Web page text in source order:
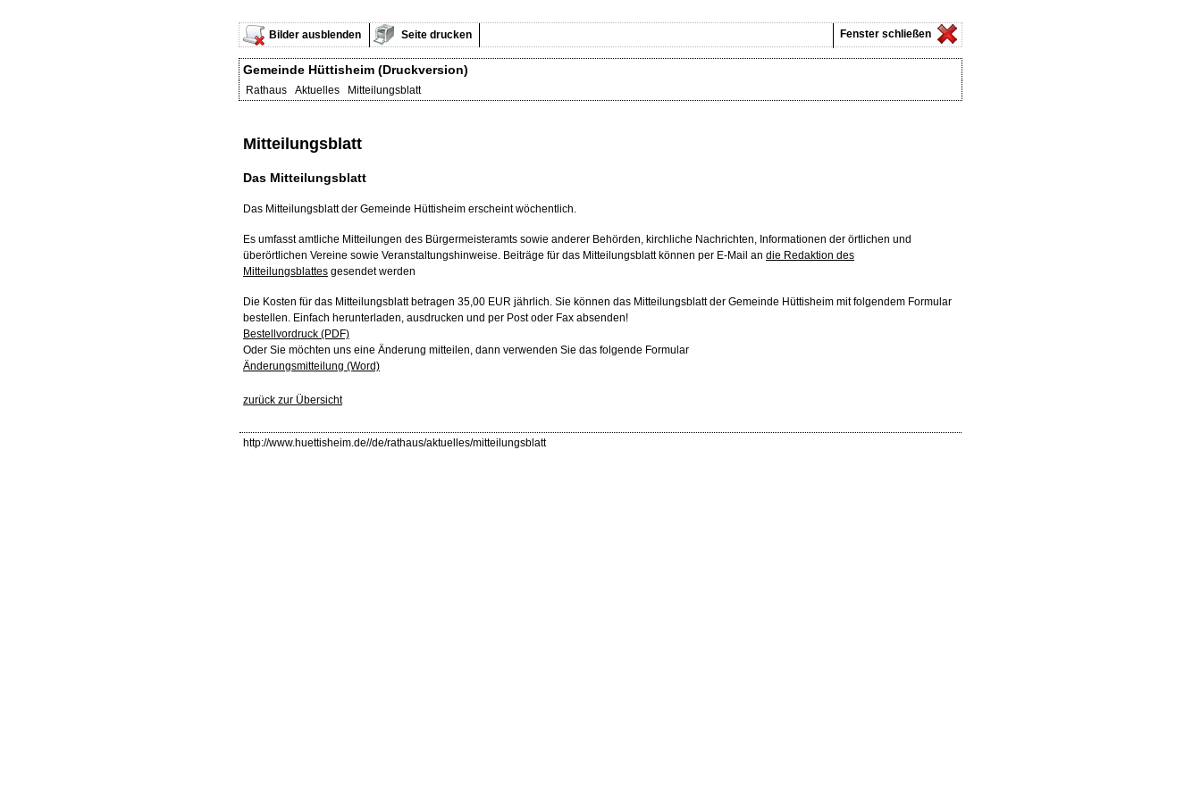
Bilder ausblenden Seite drucken Fenster schließen
Gemeinde Hüttisheim (Druckversion)
Rathaus Aktuelles Mitteilungsblatt
Mitteilungsblatt
Das Mitteilungsblatt
Das Mitteilungsblatt der Gemeinde Hüttisheim erscheint wöchentlich.
Es umfasst amtliche Mitteilungen des Bürgermeisteramts sowie anderer Behörden, kirchliche Nachrichten, Informationen der örtlichen und
überörtlichen Vereine sowie Veranstaltungshinweise. Beiträge für das Mitteilungsblatt können per E-Mail an die Redaktion des
Mitteilungsblattes gesendet werden
Die Kosten für das Mitteilungsblatt betragen 35,00 EUR jährlich. Sie können das Mitteilungsblatt der Gemeinde Hüttisheim mit folgendem Formular
bestellen. Einfach herunterladen, ausdrucken und per Post oder Fax absenden!
Bestellvordruck (PDF)
Oder Sie möchten uns eine Änderung mitteilen, dann verwenden Sie das folgende Formular
Änderungsmitteilung (Word)
zurück zur Übersicht
http://www.huettisheim.de//de/rathaus/aktuelles/mitteilungsblatt